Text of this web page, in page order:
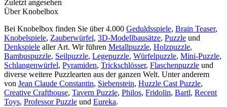
Zuletzt angesehen
Über Knobelbox
Bei Knobelbox finden Sie über 4.000 Geduldsspiele, Brain Teaser,
Knobelspiele, Zauberwürfel, 3D-Modellbausätze, Puzzle und
Denkspiele aller Art. Wir führen Metallpuzzle, Holzpuzzle,
Bambuspuzzle, Seilpuzzle, Legepuzzle, Würfelpuzzle, Mini-Puzzle,
Schlangenwürfel, Pyramiden, Trickschlösser, Flaschenpuzzle und
diverse weitere Puzzlearten aus der ganzen Welt. Unter anderem
von Jean Claude Constantin, Siebenstein, Huzzle Cast Puzzle,
Creative Crafthouse, Tavern Puzzle, Philos, Fridolin, Bartl, Recent
Toys, Professor Puzzle und Eureka.